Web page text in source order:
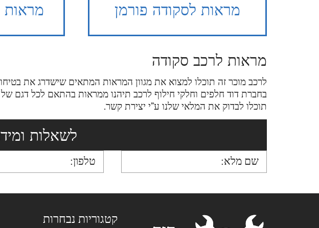
מראות לסקודה פורמן מראות
מראות לרכב סקודה
לרכב מוכר זה תוכלו למצוא את מגוון המראות המתאים שישדרג את
בחברת דוד חלפים וחלקי חילוף לרכב תיהנו ממראות בהתאם לכל דגם
תוכלו לבדוק את המלאי שלנו ע”י יצירת קשר.
לשאלות
קטגוריות נבחרות